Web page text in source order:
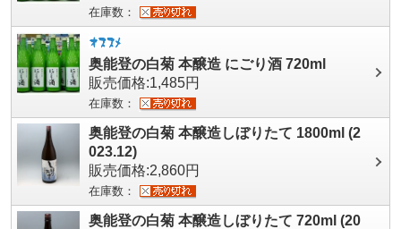
在庫数：
奥能登の白菊 本醸造 にごり酒 720ml
販売価格:1,485円
在庫数：
奥能登の白菊 本醸造しぼりたて 1800ml (2
023.12)
販売価格:2,860円
在庫数：
奥能登の白菊 本醸造しぼりたて 720ml (20